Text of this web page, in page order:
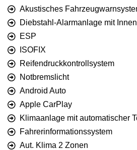
Akustisches
Diebstahl-Alarmanlage mit
ESP
ISOFIX
Reifendruckkontrollsystem
Notbremslicht
Android Auto
Apple CarPlay
Klimaanlage mit automatischer
Fahrerinformationssystem
Aut. Klima 2 Zonen